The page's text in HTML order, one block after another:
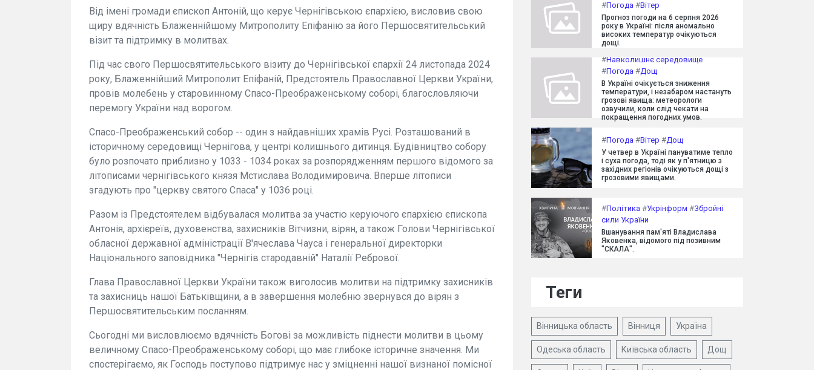
Від імені громади єпископ Антоній, що керує Чернігівською єпархією, висловив свою
щиру вдячність Блаженнійшому Митрополиту Епіфанію за його Першосвятительський
візит та підтримку в молитвах.
Під час свого Першосвятительського візиту до Чернігівської єпархії 24 листопада 2024
року, Блаженнійший Митрополит Епіфаній, Предстоятель Православної Церкви України,
провів молебень у старовинному Спасо-Преображенському соборі, благословляючи
перемогу України над ворогом.
Спасо-Преображенський собор -- один з найдавніших храмів Русі. Розташований в
історичному середовищі Чернігова, у центрі колишнього дитинця. Будівництво собору
було розпочато приблизно у 1033 - 1034 роках за розпорядженням першого відомого за
літописами чернігівського князя Мстислава Володимировича. Вперше літописи
згадують про "церкву святого Спаса" у 1036 році.
Разом із Предстоятелем відбувалася молитва за участю керуючого єпархією єпископа
Антонія, архієреїв, духовенства, захисників Вітчизни, вірян, а також Голови Чернігівської
обласної державної адміністрації В'ячеслава Чауса і генеральної директорки
Національного заповідника "Чернігів стародавній" Наталії Ребрової.
Глава Православної Церкви України також виголосив молитви на підтримку захисників
та захисниць нашої Батьківщини, а в завершення молебню звернувся до вірян з
Першосвятительським посланням.
Сьогодні ми висловлюємо вдячність Богові за можливість піднести молитви в цьому
величному Спасо-Преображенському соборі, що має глибоке історичне значення. Ми
спостерігаємо, як Господь поступово підтримує нас у зміцненні нашої визнаної помісної
#Погода #Вітер
Прогноз погоди на 6 серпня 2026
року в Україні: після аномально
високих температур очікуються
дощі.
#Навколишнє середовище
#Погода #Дощ
В Україні очікується зниження
температури, і незабаром настануть
грозові явища: метеорологи
озвучили, коли слід чекати на
покращення погодних умов.
#Погода #Вітер #Дощ
У четвер в Україні пануватиме тепло
і суха погода, тоді як у п'ятницю з
західних регіонів очікуються дощі з
грозовими явищами.
#Політика #Укрінформ #Збройні
сили України
Вшанування пам'яті Владислава
Яковенка, відомого під позивним
"СКАЛА".
Теги
Вінницька область Вінниця Україна
Одеська область Київська область Дощ